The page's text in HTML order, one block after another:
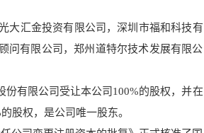
大汇金投资有限公司，深圳市福和科技有
问有限公司，郑州道特尔技术发展有限公
有限公司受让本公司100%的股权，并在
股权，是公司唯一股东。